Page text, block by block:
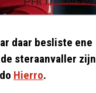
daar besliste ene
steraanvaller zijn
Hierro.